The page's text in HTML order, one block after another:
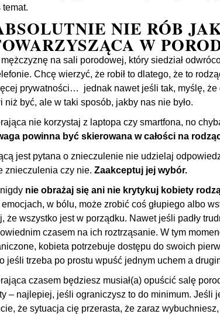
NIE RÓB
W
na sali porodowej, który siedział
Chcę wierzyć, że robił to dlatego, że to
prywatności… jednak nawet jeśli tak, myślę, że
niż być, ale w taki sposób, jakby nas nie było.
nie korzystaj z laptopa czy smartfona, no
powinna być skierowana w całości na
jest pytana o znieczulenie nie udzielaj
znieczulenia czy nie. Zaakceptuj jej wybór.
nie obrażaj się ani nie krytykuj kobiety
w bólu, może zrobić coś głupiego albo
że wszystko jest w porządku. Nawet jeśli padły
czasem na ich roztrząsanie. W tym
kobieta potrzebuje dostępu do swoich
jeśli trzeba po prostu wpuść jednym uchem a
czasem będziesz musiał(a) opuścić salę
– najlepiej, jeśli ograniczysz to do minimum. Jeśli
że sytuacja cię przerasta, że zaraz